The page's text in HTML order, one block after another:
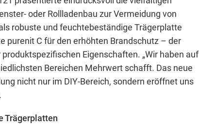
oder Rollladenbau zur Vermeidung von
robuste und feuchtebeständige Trägerplatte
purenit C für den erhöhten Brandschutz – der
Eigenschaften. „Wir haben auf
Bereichen Mehrwert schafft. Das neue
nicht nur im DIY-Bereich, sondern eröffnet uns
Trägerplatten